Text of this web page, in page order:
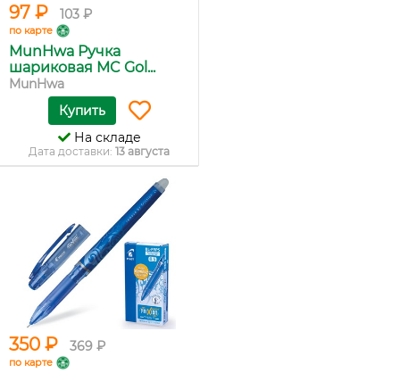
97 ₽ 103 ₽
по карте
MunHwa Ручка
шариковая MC Gol...
MunHwa
Купить
На складе
Дата доставки: 13 августа
350 ₽ 369 ₽
по карте